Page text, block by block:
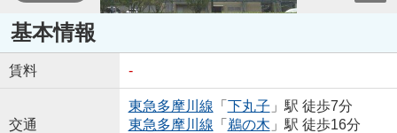
基本情報
賃料 -
交通
東急多摩川線 「 下丸子 」駅 徒歩7分
東急多摩川線 「 鵜の木 」駅 徒歩16分